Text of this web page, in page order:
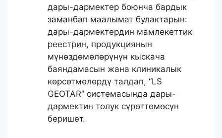
дары-дармектер боюнча бардык
заманбап маалымат булактарын:
дары-дармектердин мамлекеттик
реестрин, продукциянын
мүнөздөмөлөрүнүн кыскача
баяндамасын жана клиникалык
көрсөтмөлөрдү талдап, “LS
GEOTAR” системасында дары-
дармектин толук сүрөттөмөсүн
беришет.